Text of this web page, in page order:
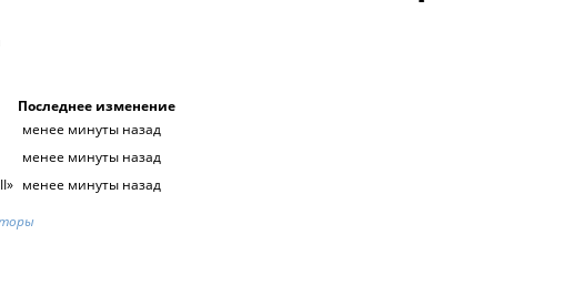
Последнее изменение
менее минуты назад
менее минуты назад
менее минуты назад